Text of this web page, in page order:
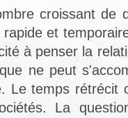
croissant de
et
à penser la
ne peut
Le temps rétrécit
La